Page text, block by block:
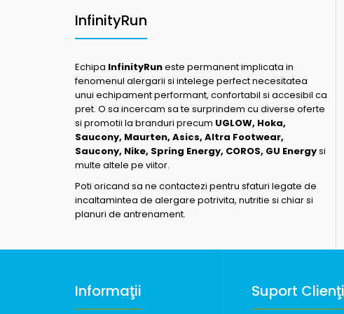
InfinityRun
Echipa InfinityRuneste permanent implicata in
fenomenul alergarii si intelege perfect necesitatea
unui echipament performant, confortabil si accesibil ca
pret. O sa incercam sa te surprindem cu diverse oferte
si promotii la branduri precum UGLOW, Hoka,
Saucony, Maurten, Asics, Altra Footwear,
Saucony, Nike, Spring Energy, COROS, GU Energysi
multe altele pe viitor.
Poti oricand sa ne contactezi pentru sfaturi legate de
incaltamintea de alergare potrivita, nutritie si chiar si
planuri de antrenament.
Informaţii Suport Clienţi